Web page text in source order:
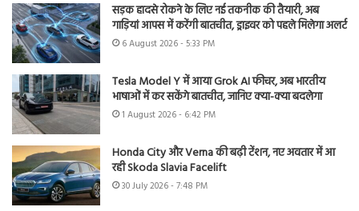
सड़क हादसे रोकने के लिए नई तकनीक की तैयारी, अब
गाड़ियां आपस में करेंगी बातचीत, ड्राइवर को पहले मिलेगा अलर्ट
6 August 2026 - 5:33 PM
Tesla Model Y में आया Grok AI फीचर, अब भारतीय
भाषाओं में कर सकेंगे बातचीत, जानिए क्या-क्या बदलेगा
1 August 2026 - 6:42 PM
Honda City और Verna की बढ़ी टेंशन, नए अवतार में आ
रही Skoda Slavia Facelift
30 July 2026 - 7:48 PM